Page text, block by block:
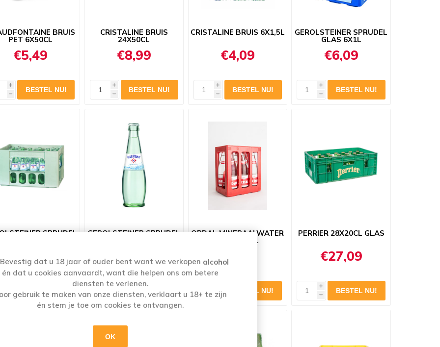
BRUIS
PET 6X50CL
€5,49
i
h
CRISTALINE BRUIS
24X50CL
€8,99
i
h
CRISTALINE BRUIS 6X1,5L
€4,09
i
h
GEROLSTEINER SPRUDEL
GLAS 6X1L
€6,09
i
h
SPRUDEL
€13,49
h
GEROLSTEINER SPRUDEL
€13,49
i
h
ORDAL MINERAALWATER
BRUIS 6X1L
€3,29
h
PERRIER 28X20CL GLAS
€27,09
i
h
dat u 18 jaar of ouder bent want we verkopen alcohol
én dat u cookies aanvaardt, want die helpen ons om betere
diensten te verlenen.
gebruik te maken van onze diensten, verklaart u 18+ te zijn
én stem je toe om cookies te ontvangen.
OK